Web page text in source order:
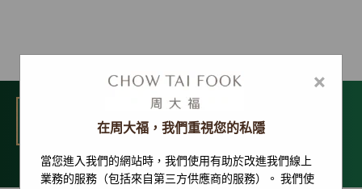
選單
GMT-Master II 系列
×
在周大福，我們重視您的私隱
當您進入我們的網站時，我們使用有助於改進我們線上
業務的服務（包括來自第三方供應商的服務）。 我們使